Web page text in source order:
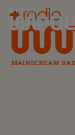
Radio Impuls